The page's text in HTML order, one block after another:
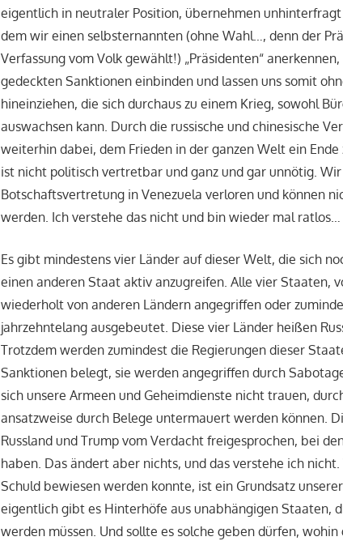
eigentlich in neutraler Position, übernehmen unhinterfragt
dem wir einen selbsternannten (ohne Wahl…, denn der
Verfassung vom Volk gewählt!) „Präsidenten“
gedeckten Sanktionen einbinden und lassen uns somit
hineinziehen, die sich durchaus zu einem Krieg, sowohl
auswachsen kann. Durch die russische und chinesische
weiterhin dabei, dem Frieden in der ganzen Welt ein
ist nicht politisch vertretbar und ganz und gar unnötig.
Botschaftsvertretung in Venezuela verloren und können
werden. Ich verstehe das nicht und bin wieder mal ratlos…
Es gibt mindestens vier Länder auf dieser Welt, die sich
einen anderen Staat aktiv anzugreifen. Alle vier Staaten,
wiederholt von anderen Ländern angegriffen oder
jahrzehntelang ausgebeutet. Diese vier Länder heißen
Trotzdem werden zumindest die Regierungen dieser
Sanktionen belegt, sie werden angegriffen durch
sich unsere Armeen und Geheimdienste nicht trauen,
ansatzweise durch Belege untermauert werden können.
Russland und Trump vom Verdacht freigesprochen, bei
haben. Das ändert aber nichts, und das verstehe ich
Schuld bewiesen werden konnte, ist ein Grundsatz
eigentlich gibt es Hinterhöfe aus unabhängigen Staaten,
werden müssen. Und sollte es solche geben dürfen,